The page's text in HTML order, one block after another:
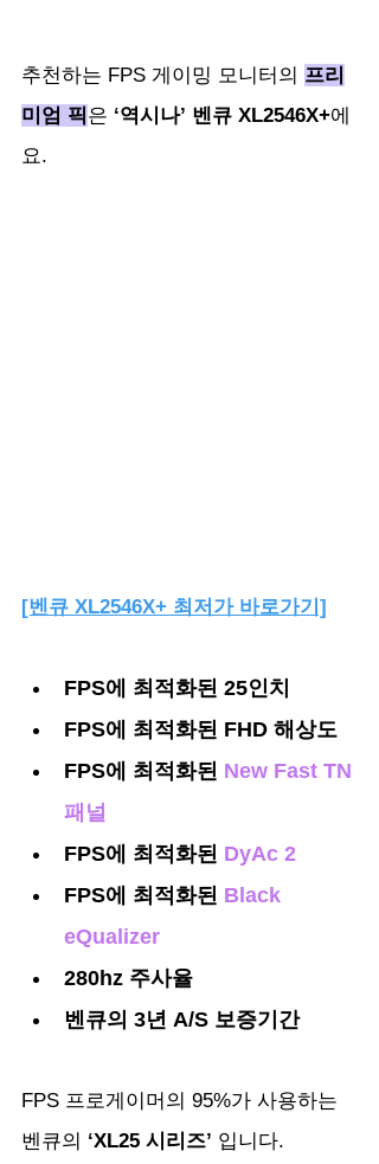
추천하는 FPS 게이밍 모니터의 프리
미엄 픽은 ‘역시나’ 벤큐 XL2546X+에
요.
[벤큐 XL2546X+ 최저가 바로가기]
FPS에 최적화된 25인치
FPS에 최적화된 FHD 해상도
FPS에 최적화된 New Fast TN
패널
FPS에 최적화된 DyAc 2
FPS에 최적화된 Black
eQualizer
280hz 주사율
벤큐의 3년 A/S 보증기간
FPS 프로게이머의 95%가 사용하는
벤큐의 ‘XL25 시리즈’ 입니다.